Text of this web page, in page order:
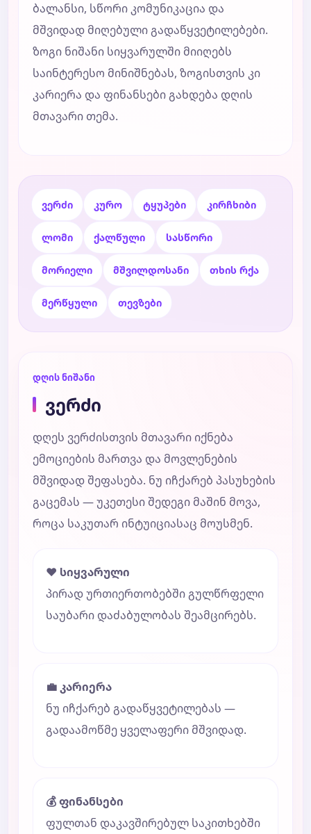
ბალანსი, სწორი კომუნიკაცია და
მშვიდად მიღებული გადაწყვეტილებები.
ზოგი ნიშანი სიყვარულში მიიღებს
საინტერესო მინიშნებას, ზოგისთვის კი
კარიერა და ფინანსები გახდება დღის
მთავარი თემა.
ვერძი კურო ტყუპები კირჩხიბი
ლომი ქალწული სასწორი
მორიელი მშვილდოსანი თხის რქა
მერწყული თევზები
დღის ნიშანი
ვერძი
დღეს ვერძისთვის მთავარი იქნება
ემოციების მართვა და მოვლენების
მშვიდად შეფასება. ნუ იჩქარებ პასუხების
გაცემას — უკეთესი შედეგი მაშინ მოვა,
როცა საკუთარ ინტუიციასაც მოუსმენ.
❤️ სიყვარული
პირად ურთიერთობებში გულწრფელი
საუბარი დაძაბულობას შეამცირებს.
💼 კარიერა
ნუ იჩქარებ გადაწყვეტილებას —
გადაამოწმე ყველაფერი მშვიდად.
💰 ფინანსები
ფულთან დაკავშირებულ საკითხებში